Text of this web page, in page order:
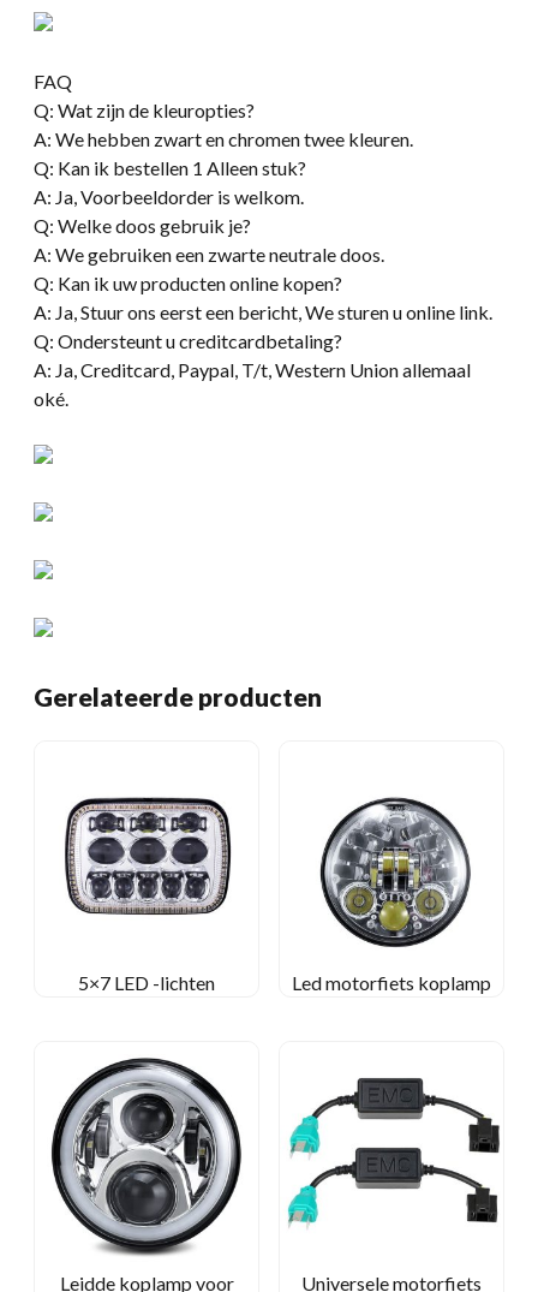
FAQ
Q: Wat zijn de kleuropties?
A: We hebben zwart en chromen twee kleuren.
Q: Kan ik bestellen 1 Alleen stuk?
A: Ja, Voorbeeldorder is welkom.
Q: Welke doos gebruik je?
A: We gebruiken een zwarte neutrale doos.
Q: Kan ik uw producten online kopen?
A: Ja, Stuur ons eerst een bericht, We sturen u online link.
Q: Ondersteunt u creditcardbetaling?
A: Ja, Creditcard, Paypal, T/t, Western Union allemaal
oké.
Gerelateerde producten
5×7 LED -lichten Led motorfiets koplamp
Leidde koplamp voor Universele motorfiets